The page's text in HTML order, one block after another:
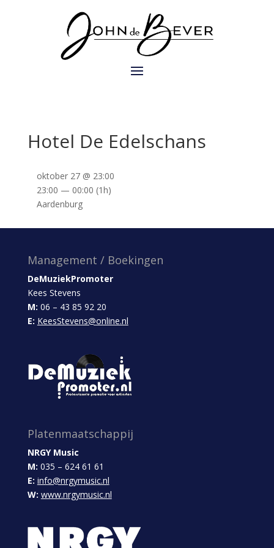
Hotel De Edelschans
oktober 27 @ 23:00
23:00 — 00:00 (1h)
Aardenburg
Management / Boekingen
DeMuziekPromoter
Kees Stevens
M: 06 – 43 85 92 20
E: KeesStevens@online.nl
Platenmaatschappij
NRGY Music
M: 035 – 624 61 61
E: info@nrgymusic.nl
W: www.nrgymusic.nl